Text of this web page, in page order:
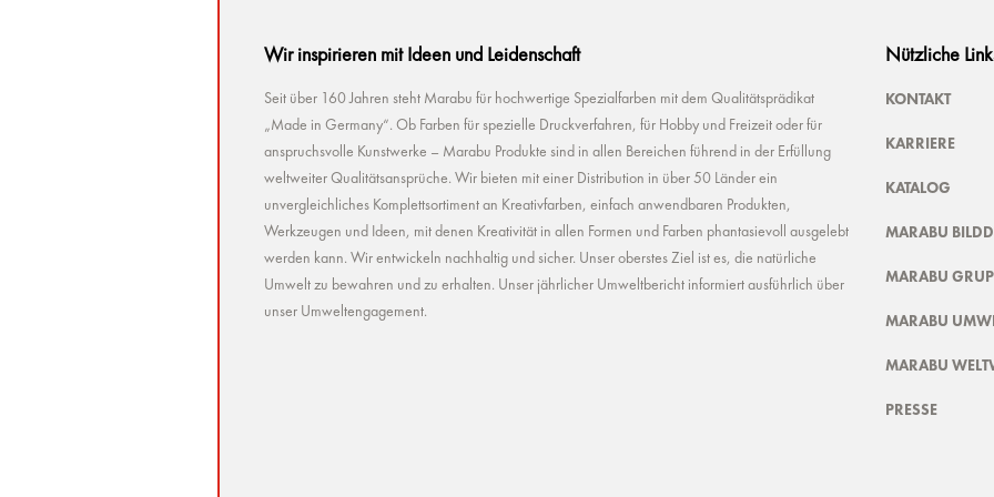
Wir inspirieren mit Ideen und Leidenschaft
Seit über 160 Jahren steht Marabu für hochwertige Spezialfarben mit dem Qualitätsprädikat
„Made in Germany“. Ob Farben für spezielle Druckverfahren, für Hobby und Freizeit oder für
anspruchsvolle Kunstwerke – Marabu Produkte sind in allen Bereichen führend in der Erfüllung
weltweiter Qualitätsansprüche. Wir bieten mit einer Distribution in über 50 Länder ein
unvergleichliches Komplettsortiment an Kreativfarben, einfach anwendbaren Produkten,
Werkzeugen und Ideen, mit denen Kreativität in allen Formen und Farben phantasievoll ausgelebt
werden kann. Wir entwickeln nachhaltig und sicher. Unser oberstes Ziel ist es, die natürliche
Umwelt zu bewahren und zu erhalten. Unser jährlicher Umweltbericht informiert ausführlich über
unser Umweltengagement.
Nützliche
KONTAKT
KARRIERE
KATALOG
MARABU
MARABU
MARABU
MARABU
PRESSE